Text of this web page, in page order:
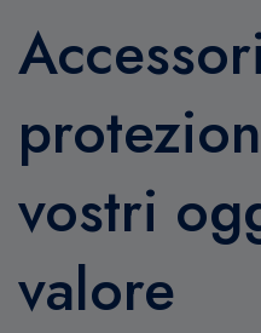
vostri
valore